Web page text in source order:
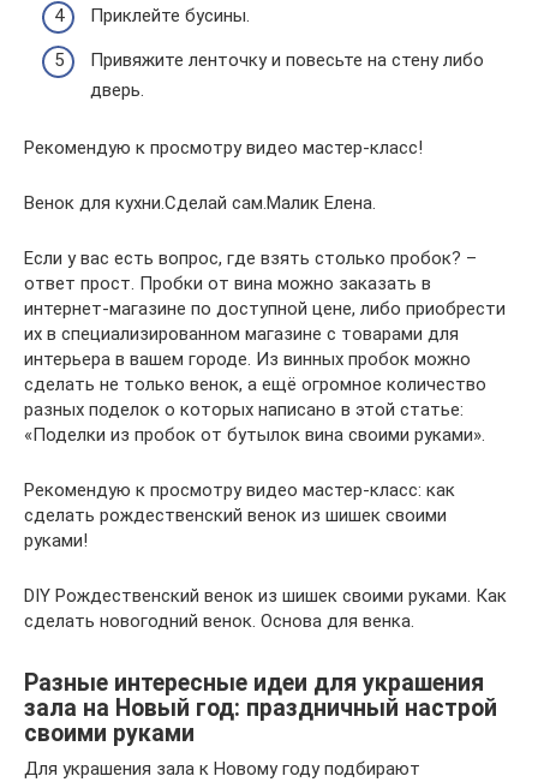
Приклейте бусины.
Привяжите ленточку и повесьте на стену либо
дверь.
Рекомендую к просмотру видео мастер-класс!
Венок для кухни.Сделай сам.Малик Елена.
Если у вас есть вопрос, где взять столько пробок? –
ответ прост. Пробки от вина можно заказать в
интернет-магазине по доступной цене, либо приобрести
их в специализированном магазине с товарами для
интерьера в вашем городе. Из винных пробок можно
сделать не только венок, а ещё огромное количество
разных поделок о которых написано в этой статье:
«Поделки из пробок от бутылок вина своими руками».
Рекомендую к просмотру видео мастер-класс: как
сделать рождественский венок из шишек своими
руками!
DIY Рождественский венок из шишек своими руками. Как
сделать новогодний венок. Основа для венка.
Разные интересные идеи для украшения
зала на Новый год: праздничный настрой
своими руками
Для украшения зала к Новому году подбирают